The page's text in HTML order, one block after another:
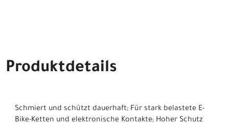
Produktdetails
Schmiert und schützt dauerhaft; Für stark belastete E-
Bike-Ketten und elektronische Kontakte; Hoher Schutz